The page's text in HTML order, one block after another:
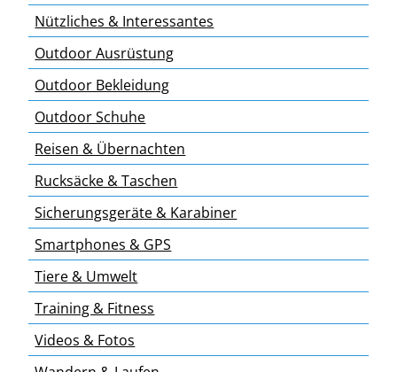
Nützliches & Interessantes
Outdoor Ausrüstung
Outdoor Bekleidung
Outdoor Schuhe
Reisen & Übernachten
Rucksäcke & Taschen
Sicherungsgeräte & Karabiner
Smartphones & GPS
Tiere & Umwelt
Training & Fitness
Videos & Fotos